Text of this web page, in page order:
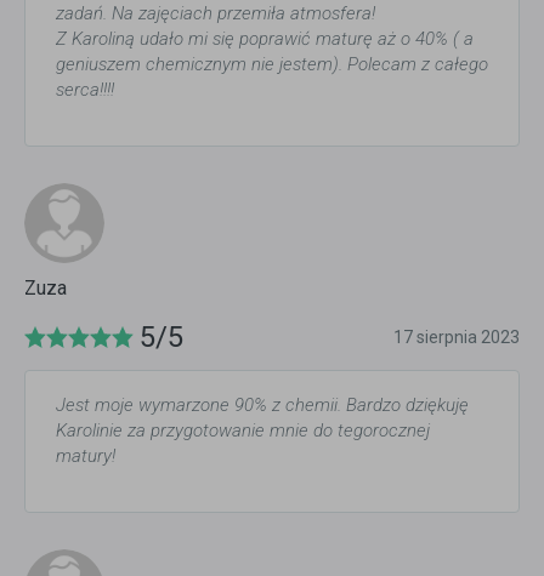
zadań. Na zajęciach przemiła atmosfera!
Z Karoliną udało mi się poprawić maturę aż o 40% ( a
geniuszem chemicznym nie jestem). Polecam z całego
serca!!!!
Zuza
5/5 17 sierpnia 2023
Jest moje wymarzone 90% z chemii. Bardzo dziękuję
Karolinie za przygotowanie mnie do tegorocznej
matury!